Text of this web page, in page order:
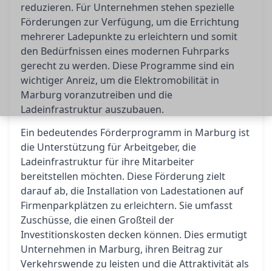
reduzieren. Für Unternehmen stehen spezielle
Förderungen zur Verfügung, um die Errichtung
mehrerer Ladepunkte zu erleichtern und somit
den Bedürfnissen eines modernen Fuhrparks
gerecht zu werden. Diese Programme sind ein
wichtiger Anreiz, um die Elektromobilität in
Marburg voranzutreiben und die
Ladeinfrastruktur auszubauen.
Ein bedeutendes Förderprogramm in Marburg ist
die Unterstützung für Arbeitgeber, die
Ladeinfrastruktur für ihre Mitarbeiter
bereitstellen möchten. Diese Förderung zielt
darauf ab, die Installation von Ladestationen auf
Firmenparkplätzen zu erleichtern. Sie umfasst
Zuschüsse, die einen Großteil der
Investitionskosten decken können. Dies ermutigt
Unternehmen in Marburg, ihren Beitrag zur
Verkehrswende zu leisten und die Attraktivität als